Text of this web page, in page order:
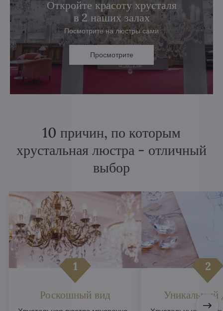
Откройте красоту хрусталя
в 2 наших залах
Посмотрите на люстры сами
Просмотрите
10 причин, по которым
хрустальная люстра - отличный
выбор
Роскошный вид Уникальный